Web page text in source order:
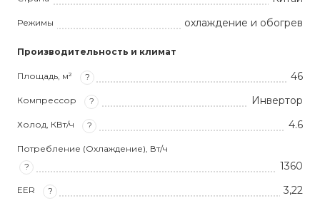
Режимы охлаждение и обогрев
Производительность и климат
Площадь, м² ? 46
Компрессор ? Инвертор
Холод, КВт/ч ? 4.6
Потребление (Охлаждение), Вт/ч
?
1360
EER ? 3,22